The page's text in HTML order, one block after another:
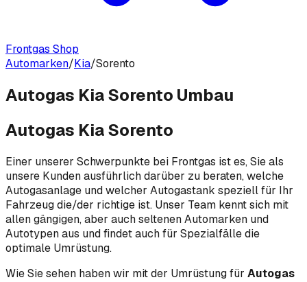
Frontgas Shop
Automarken/Kia/Sorento
Autogas Kia Sorento Umbau
Autogas Kia Sorento
Einer unserer Schwerpunkte bei Frontgas ist es, Sie als
unsere Kunden ausführlich darüber zu beraten, welche
Autogasanlage und welcher Autogastank speziell für Ihr
Fahrzeug die/der richtige ist. Unser Team kennt sich mit
allen gängigen, aber auch seltenen Automarken und
Autotypen aus und findet auch für Spezialfälle die
optimale Umrüstung.
Wie Sie sehen haben wir mit der Umrüstung für Autogas